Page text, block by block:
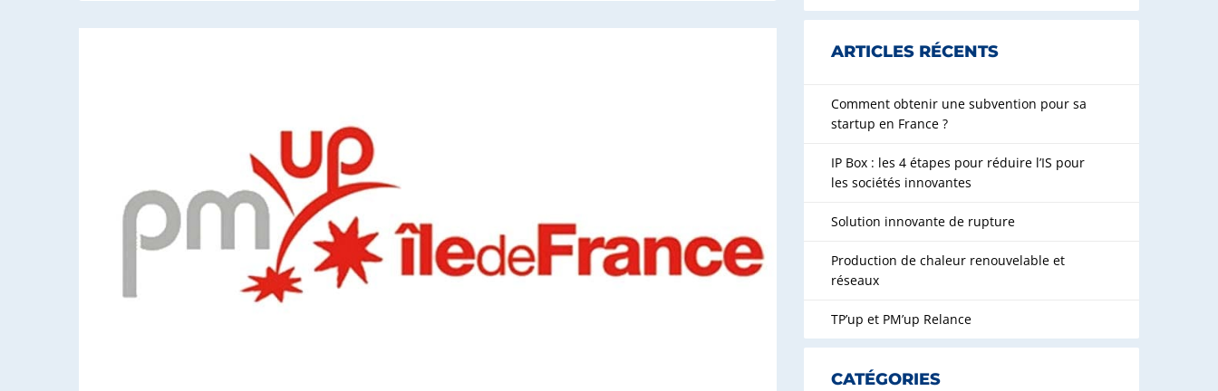
ARTICLES RÉCENTS
Comment obtenir une subvention pour sa
startup en France ?
IP Box : les 4 étapes pour réduire l’IS pour
les sociétés innovantes
Solution innovante de rupture
Production de chaleur renouvelable et
réseaux
TP’up et PM’up Relance
CATÉGORIES